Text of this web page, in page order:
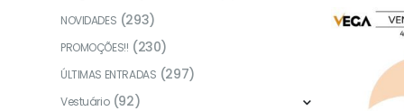
options
chosen
NOVIDADES (293)
PROMOÇÕES!! (230)
ÚLTIMAS ENTRADAS (297)
Vestuário (92)